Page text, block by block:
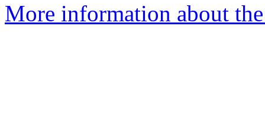
More information about